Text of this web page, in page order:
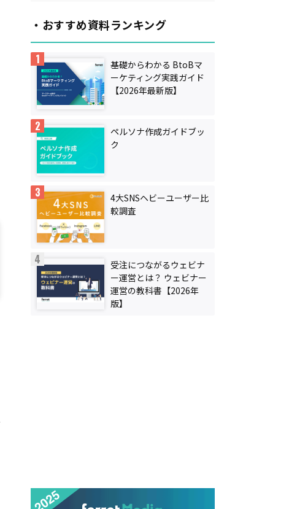
・おすすめ資料ランキング
基礎からわかる BtoBマ
ーケティング実践ガイド
【2026年最新版】
ペルソナ作成ガイドブッ
ク
4大SNSヘビーユーザー比
較調査
受注につながるウェビナ
ー運営とは？ ウェビナー
運営の教科書【2026年
版】